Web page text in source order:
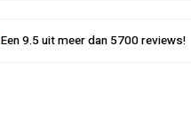
Een 9.5 uit meer dan 5700 reviews!